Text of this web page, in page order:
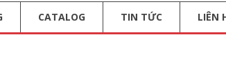
CATALOG TIN TỨC LIÊN